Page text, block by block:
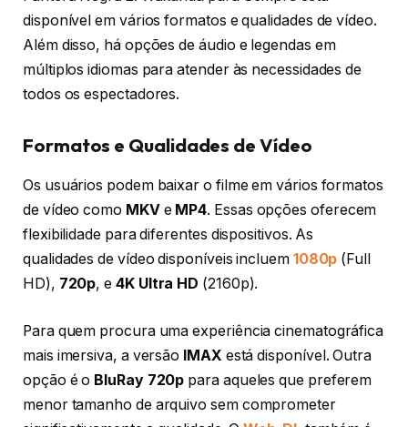
disponível em vários formatos e qualidades de vídeo.
Além disso, há opções de áudio e legendas em
múltiplos idiomas para atender às necessidades de
todos os espectadores.
Formatos e Qualidades de Vídeo
Os usuários podem baixar o filme em vários formatos
de vídeo como MKVe MP4. Essas opções oferecem
flexibilidade para diferentes dispositivos. As
qualidades de vídeo disponíveis incluem 1080p (Full
HD), 720p, e 4K Ultra HD (2160p).
Para quem procura uma experiência cinematográfica
mais imersiva, a versão IMAX está disponível. Outra
opção é o BluRay 720p para aqueles que preferem
menor tamanho de arquivo sem comprometer